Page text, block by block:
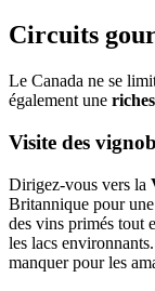
Circuits
Le Canada ne se
également une
Visite des
Dirigez-vous vers la
Britannique pour
des vins primés tout
les lacs
manquer pour les